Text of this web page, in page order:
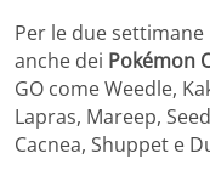
Per le due
anche dei Pokémon
GO come Weedle,
Lapras, Mareep,
Cacnea, Shuppet e